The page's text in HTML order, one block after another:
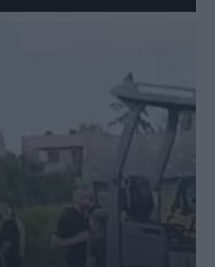
sąd